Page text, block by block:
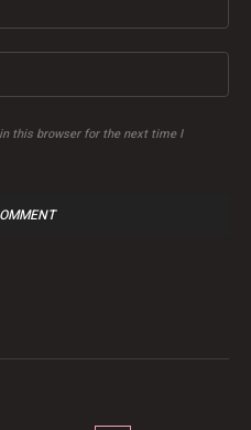
this browser for the next time I